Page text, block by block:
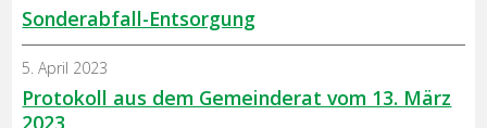
Sonderabfall-Entsorgung
Protokoll aus dem Gemeinderat vom 13. März
2023
5. April 2023